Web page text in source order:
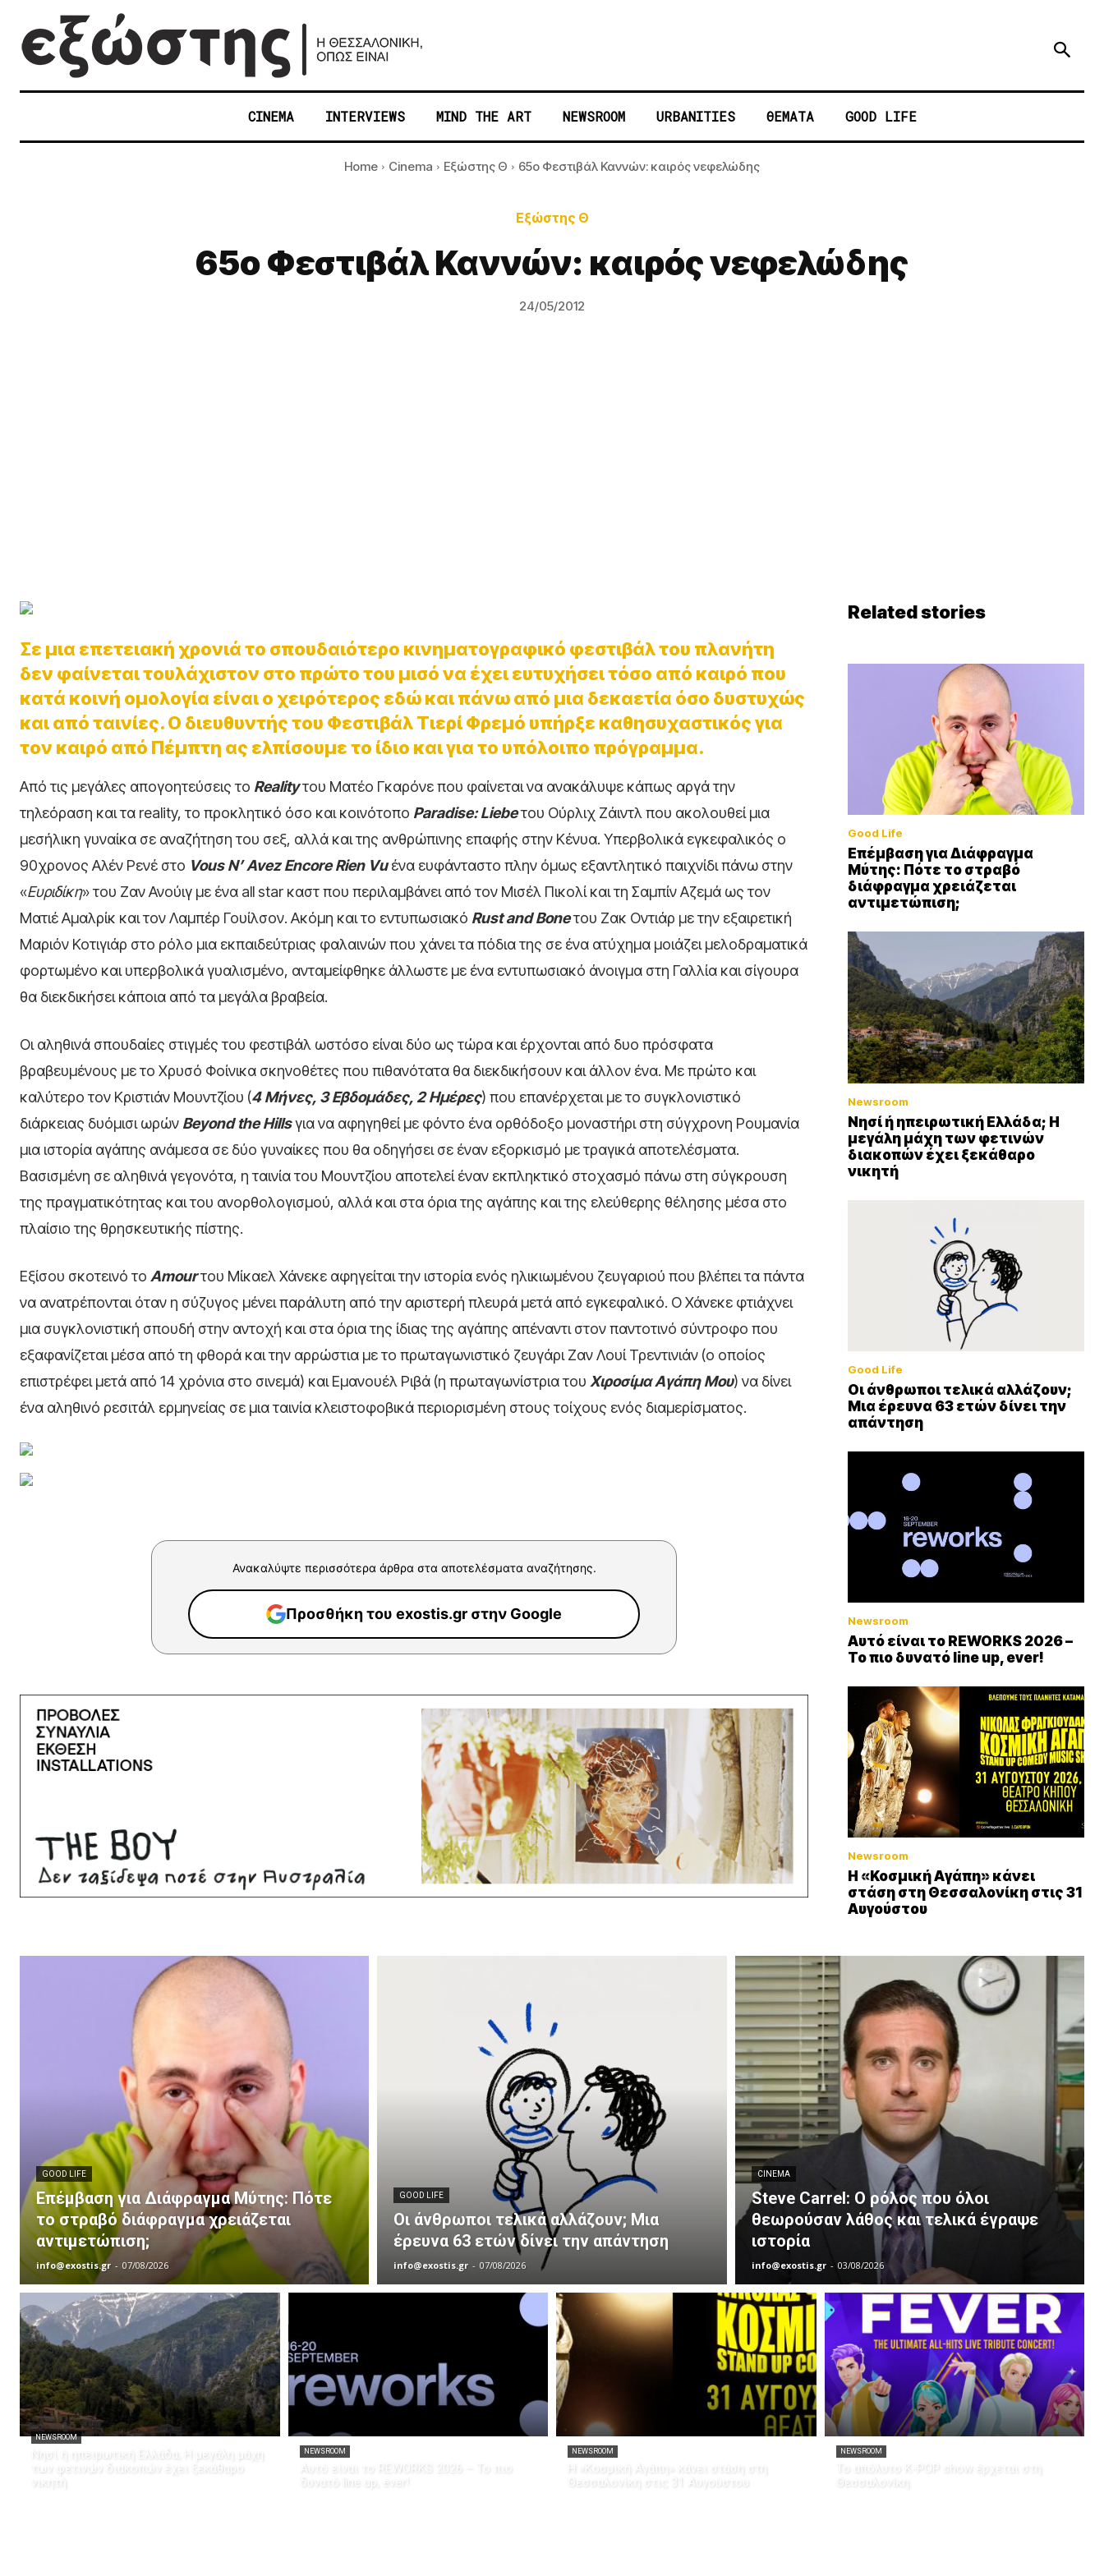
CINEMA INTERVIEWS MIND THE ART NEWSROOM URBANITIES ΘΕΜΑΤΑ GOOD LIFE
Home Cinema Εξώστης Θ 65ο Φεστιβάλ Καννών: καιρός νεφελώδης
Εξώστης Θ
65ο Φεστιβάλ Καννών: καιρός νεφελώδης
24/05/2012
Σε μια επετειακή χρονιά το σπουδαιότερο κινηματογραφικό φεστιβάλ του πλανήτη
δεν φαίνεται τουλάχιστον στο πρώτο του μισό να έχει ευτυχήσει τόσο από καιρό που
κατά κοινή ομολογία είναι ο χειρότερος εδώ και πάνω από μια δεκαετία όσο δυστυχώς
και από ταινίες. Ο διευθυντής του Φεστιβάλ Τιερί Φρεμό υπήρξε καθησυχαστικός για
τον καιρό από Πέμπτη ας ελπίσουμε το ίδιο και για το υπόλοιπο πρόγραμμα.
Από τις μεγάλες απογοητεύσεις το Realityτου Ματέο Γκαρόνε που φαίνεται να ανακάλυψε κάπως αργά την
τηλεόραση και τα reality, το προκλητικό όσο και κοινότοπο Paradise:Liebeτου Ούρλιχ Ζάιντλ που ακολουθεί μια
μεσήλικη γυναίκα σε αναζήτηση του σεξ, αλλά και της ανθρώπινης επαφής στην Κένυα. Υπερβολικά εγκεφαλικός ο
90χρονος Αλέν Ρενέ στο VousN’AvezEncoreRien Vuένα ευφάνταστο πλην όμως εξαντλητικό παιχνίδι πάνω στην
«Ευριδίκη» του Ζαν Ανούιγ με ένα all star καστ που περιλαμβάνει από τον Μισέλ Πικολί και τη Σαμπίν Αζεμά ως τον
Ματιέ Αμαλρίκ και τον Λαμπέρ Γουίλσον. Ακόμη και το εντυπωσιακό RustandBoneτου Ζακ Οντιάρ με την εξαιρετική
Μαριόν Κοτιγιάρ στο ρόλο μια εκπαιδεύτριας φαλαινών που χάνει τα πόδια της σε ένα ατύχημα μοιάζει μελοδραματικά
φορτωμένο και υπερβολικά γυαλισμένο, ανταμείφθηκε άλλωστε με ένα εντυπωσιακό άνοιγμα στη Γαλλία και σίγουρα
θα διεκδικήσει κάποια από τα μεγάλα βραβεία.
Οι αληθινά σπουδαίες στιγμές του φεστιβάλ ωστόσο είναι δύο ως τώρα και έρχονται από δυο πρόσφατα
βραβευμένους με το Χρυσό Φοίνικα σκηνοθέτες που πιθανότατα θα διεκδικήσουν και άλλον ένα. Με πρώτο και
καλύτερο τον Κριστιάν Μουντζίου (4 Μήνες, 3 Εβδομάδες, 2 Ημέρες) που επανέρχεται με το συγκλονιστικό
διάρκειας δυόμισι ωρών BeyondtheHillsγια να αφηγηθεί με φόντο ένα ορθόδοξο μοναστήρι στη σύγχρονη Ρουμανία
μια ιστορία αγάπης ανάμεσα σε δύο γυναίκες που θα οδηγήσει σε έναν εξορκισμό με τραγικά αποτελέσματα.
Βασισμένη σε αληθινά γεγονότα, η ταινία του Μουντζίου αποτελεί έναν εκπληκτικό στοχασμό πάνω στη σύγκρουση
της πραγματικότητας και του ανορθολογισμού, αλλά και στα όρια της αγάπης και της ελεύθερης θέλησης μέσα στο
πλαίσιο της θρησκευτικής πίστης.
Εξίσου σκοτεινό το Amourτου Μίκαελ Χάνεκε αφηγείται την ιστορία ενός ηλικιωμένου ζευγαριού που βλέπει τα πάντα
να ανατρέπονται όταν η σύζυγος μένει παράλυτη από την αριστερή πλευρά μετά από εγκεφαλικό. Ο Χάνεκε φτιάχνει
μια συγκλονιστική σπουδή στην αντοχή και στα όρια της ίδιας της αγάπης απέναντι στον παντοτινό σύντροφο που
εξαφανίζεται μέσα από τη φθορά και την αρρώστια με το πρωταγωνιστικό ζευγάρι Ζαν Λουί Τρεντινιάν (ο οποίος
επιστρέφει μετά από 14 χρόνια στο σινεμά) και Εμανουέλ Ριβά (η πρωταγωνίστρια του Χιροσίμα Αγάπη Μου) να δίνει
ένα αληθινό ρεσιτάλ ερμηνείας σε μια ταινία κλειστοφοβικά περιορισμένη στους τοίχους ενός διαμερίσματος.
Ανακαλύψτε περισσότερα άρθρα στα αποτελέσματα αναζήτησης.
Προσθήκη του exostis.gr στην Google
Related stories
Good Life
Επέμβαση για Διάφραγμα
Μύτης: Πότε το στραβό
διάφραγμα χρειάζεται
αντιμετώπιση;
Newsroom
Νησί ή ηπειρωτική Ελλάδα; Η
μεγάλη μάχη των φετινών
διακοπών έχει ξεκάθαρο
νικητή
Good Life
Οι άνθρωποι τελικά αλλάζουν;
Μια έρευνα 63 ετών δίνει την
απάντηση
Newsroom
Αυτό είναι το REWORKS 2026 –
Το πιο δυνατό line up, ever!
Newsroom
Η «Κοσμική Αγάπη» κάνει
στάση στη Θεσσαλονίκη στις 31
Αυγούστου
GOOD LIFE
Επέμβαση για Διάφραγμα Μύτης: Πότε
το στραβό διάφραγμα χρειάζεται
αντιμετώπιση;
info@exostis.gr - 07/08/2026
GOOD LIFE
Οι άνθρωποι τελικά αλλάζουν; Μια
έρευνα 63 ετών δίνει την απάντηση
info@exostis.gr - 07/08/2026
CINEMA
Steve Carrel: Ο ρόλος που όλοι
θεωρούσαν λάθος και τελικά έγραψε
ιστορία
info@exostis.gr - 03/08/2026
NEWSROOM
Νησί ή ηπειρωτική Ελλάδα; Η μεγάλη μάχη
των φετινών διακοπών έχει ξεκάθαρο
νικητή
NEWSROOM
Αυτό είναι το REWORKS 2026 – Το πιο
δυνατό line up, ever!
NEWSROOM
Η «Κοσμική Αγάπη» κάνει στάση στη
Θεσσαλονίκη στις 31 Αυγούστου
NEWSROOM
Το απόλυτο K-POP show έρχεται στη
Θεσσαλονίκη